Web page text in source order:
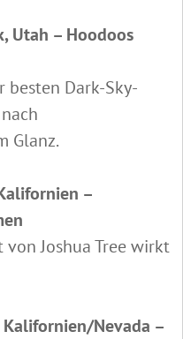
Utah – Hoodoos
besten Dark-Sky-
Glanz.
–
Joshua Tree wirkt
Nevada –